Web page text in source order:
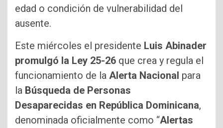
edad o condición de vulnerabilidad del
ausente.
Este miércoles el presidente Luis Abinader
promulgó la Ley 25-26 que crea y regula el
funcionamiento de la Alerta Nacional para
la Búsqueda de Personas
Desaparecidas en República Dominicana,
denominada oficialmente como “Alertas